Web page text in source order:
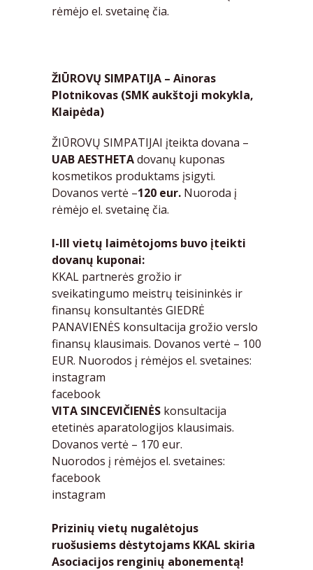
rėmėjo el. svetainę čia.
ŽIŪROVŲ SIMPATIJA – Ainoras
Plotnikovas (SMK aukštoji mokykla,
Klaipėda)
ŽIŪROVŲ SIMPATIJAI įteikta dovana –
UAB AESTHETAdovanų kuponas
kosmetikos produktams įsigyti.
Dovanos vertė –120 eur. Nuoroda į
rėmėjo el. svetainę čia.
I-III vietų laimėtojoms buvo įteikti
dovanų kuponai:
KKAL partnerės grožio ir
sveikatingumo meistrų teisininkės ir
finansų konsultantės GIEDRĖ
PANAVIENĖS konsultacija grožio verslo
finansų klausimais. Dovanos vertė – 100
EUR. Nuorodos į rėmėjos el. svetaines:
instagram
facebook
VITA SINCEVIČIENĖS konsultacija
etetinės aparatologijos klausimais.
Dovanos vertė – 170 eur.
Nuorodos į rėmėjos el. svetaines:
facebook
instagram
Prizinių vietų nugalėtojus
ruošusiems dėstytojams KKAL skiria
Asociacijos renginių abonementą!